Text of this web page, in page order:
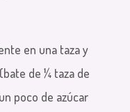
en una taza y
de ¼ taza de
poco de azúcar